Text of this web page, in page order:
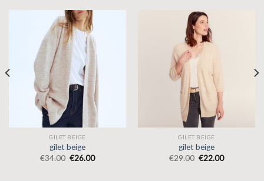
GILET BEIGE
gilet beige
€34.00 €26.00
GILET BEIGE
gilet beige
€29.00 €22.00